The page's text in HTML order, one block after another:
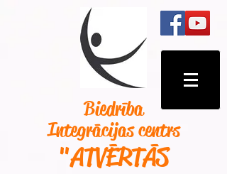
Biedrība
Integrācijas centrs
"ATVĒRTĀS